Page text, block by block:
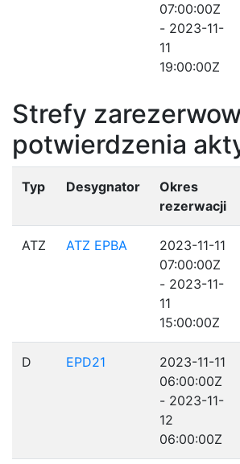
07:00:00Z
- 2023-11-
11
19:00:00Z
Strefy
potwierdzenia
Typ Desygnator
Okres
rezerwacji
ATZ ATZ EPBA
2023-11-11
07:00:00Z
- 2023-11-
11
15:00:00Z
D EPD21
2023-11-11
06:00:00Z
- 2023-11-
12
06:00:00Z